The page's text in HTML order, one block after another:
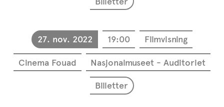
27. nov. 2022 19:00 Filmvisning
Cinema Fouad Nasjonalmuseet - Auditoriet
Billetter